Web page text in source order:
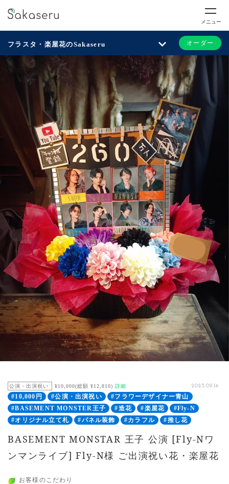
メニュー
フラスタ・楽屋花のSakaseru オーダー
公演・出演祝い ¥10,000(総額 ¥12,810) 詳細 2023.09.16
#10,000円 #公演・出演祝い
#フラワーデザイナー青山
#BASEMENT MONSTER王子
#造花 #楽屋花
#Fly-N
#オリジナル立て札
#パネル装飾 #カラフル #推し花
BASEMENT MONSTAR 王子 公演 [Fly-Nワ
ンマンライブ] Fly-N様 ご出演祝い花・楽屋花
お客様のこだわり